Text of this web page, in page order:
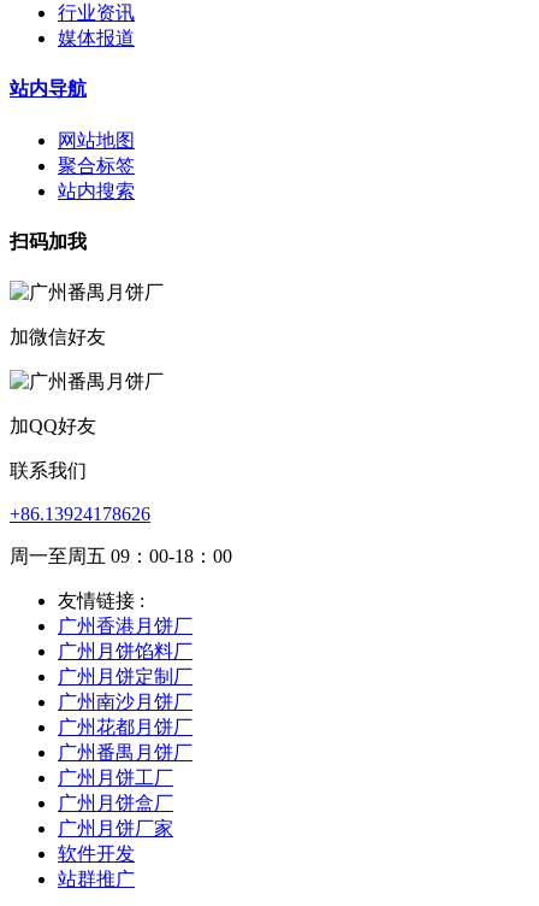
行业资讯
媒体报道
站内导航
网站地图
聚合标签
站内搜索
扫码加我
加微信好友
加QQ好友
联系我们
+86.13924178626
周一至周五 09：00-18：00
友情链接 :
广州香港月饼厂
广州月饼馅料厂
广州月饼定制厂
广州南沙月饼厂
广州花都月饼厂
广州番禺月饼厂
广州月饼工厂
广州月饼盒厂
广州月饼厂家
软件开发
站群推广